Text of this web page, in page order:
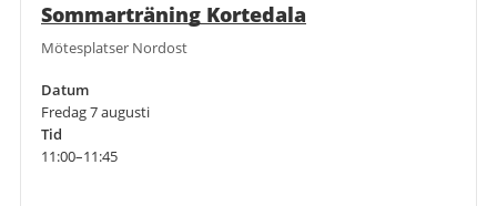
Sommarträning Kortedala
Mötesplatser Nordost
Datum
Fredag 7 augusti
Tid
11:00–11:45